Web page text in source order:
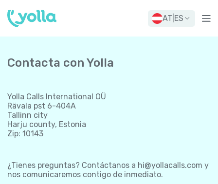
AT ES
Contacta con Yolla
Yolla Calls International OÜ
Rävala pst 6-404A
Tallinn city
Harju county, Estonia
Zip: 10143
¿Tienes preguntas? Contáctanos a hi@yollacalls.com y
nos comunicaremos contigo de inmediato.